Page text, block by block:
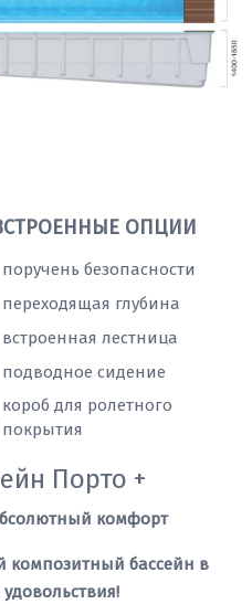
ОПЦИИ
поручень безопасности
переходящая глубина
встроенная лестница
подводное сидение
короб для ролетного
покрытия
Порто +
комфорт
бассейн в